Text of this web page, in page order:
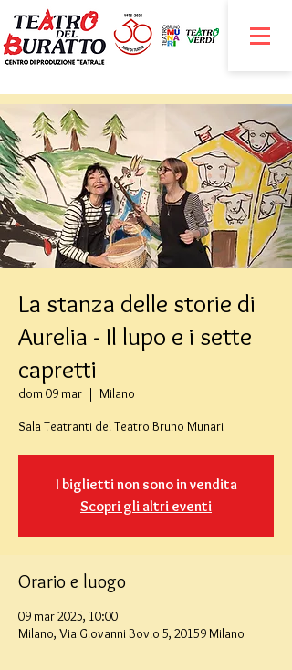
La stanza delle storie di
Aurelia - Il lupo e i sette
capretti
dom 09 mar
  |
Milano
Sala Teatranti del Teatro Bruno Munari
I biglietti non sono in vendita
Scopri gli altri eventi
Orario e luogo
09 mar 2025, 10:00
Milano, Via Giovanni Bovio 5, 20159 Milano